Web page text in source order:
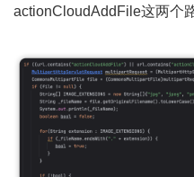
actionCloudAddFile这两个